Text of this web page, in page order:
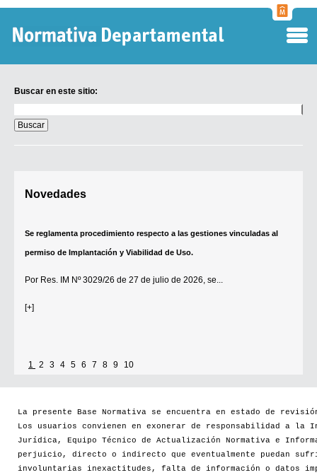
Buscar en este sitio:
en
este
sitio:
Novedades
Se reglamenta procedimiento respecto a las gestiones vinculadas al
permiso de Implantación y Viabilidad de Uso.
Por Res. IM Nº 3029/26 de 27 de julio de 2026, se...
[+]
1 2 3 4 5 6 7 8 9 10
La presente Base Normativa se encuentra en estado de
Los usuarios convienen en exonerar de responsabilidad a la
Jurídica, Equipo Técnico de Actualización Normativa e
perjuicio, directo o indirecto que eventualmente puedan
involuntarias inexactitudes, falta de información o datos